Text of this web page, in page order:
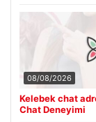
08/08/2026
Kelebek chat
Chat Deneyimi